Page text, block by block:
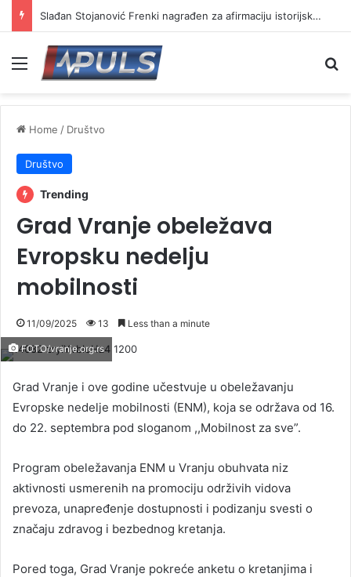
Slаđan Stojanović Frenki nagrađen za afirmaciju istorijskog nasleđa na „Vrmdža festu“
Menu
Home / Društvo
Društvo
Trending
Grad Vranje obeležava
Evropsku nedelju
mobilnosti
11/09/2025 13 Less than a minute
FOTO/vranje.org.rs
Grad Vranje i ove godine učestvuje u obeležavanju
Evropske nedelje mobilnosti (ENM), koja se održava od 16.
do 22. septembra pod sloganom ,,Mobilnost za sve”.
Program obeležavanja ENM u Vranju obuhvata niz
aktivnosti usmerenih na promociju održivih vidova
prevoza, unapređenje dostupnosti i podizanju svesti o
značaju zdravog i bezbednog kretanja.
Pored toga, Grad Vranje pokreće anketu o kretanjima i